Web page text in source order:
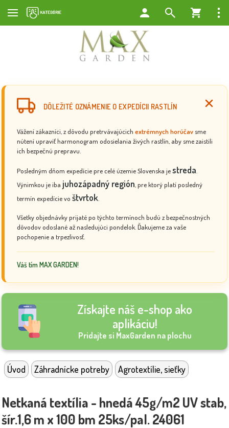
DÔLEŽITÉ OZNÁMENIE O EXPEDÍCII RASTLÍN
Vážení zákazníci, z dôvodu pretrvávajúcich extrémnych horúčav sme
nútení upraviť harmonogram odosielania živých rastlín, aby sme zaistili
ich bezpečnú prepravu.
Posledným dňom expedície pre celé územie Slovenska jestreda
Výnimkou je iba juhozápadný región , pre ktorý platí posledný
termín expedície vo štvrtok
Všetky objednávky prijaté po týchto termínoch budú z bezpečnostných
dôvodov odoslané až nasledujúci pondelok. Ďakujeme za vaše
pochopenie a trpezlivosť.
Váš tím MAX GARDEN!
Získajte náš e-shop ako
aplikáciu!
Pridajte si MaxGarden na plochu
Úvod Záhradnícke potreby Agrotextílie, sieťky
Netkaná textília - hnedá 45g/m2 UV stab,
šír.1,6 m x 100 bm 25ks/pal. 24061